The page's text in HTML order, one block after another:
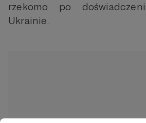
rzekomo po
Ukrainie.